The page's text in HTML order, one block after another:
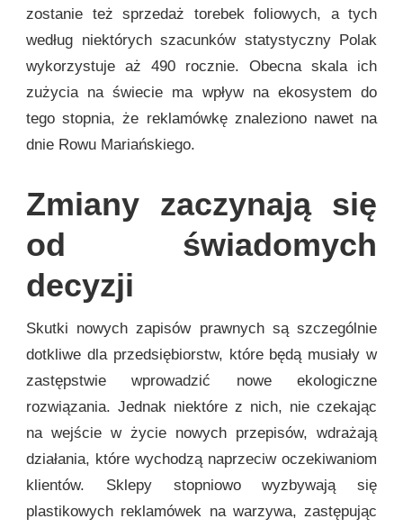
zostanie też sprzedaż torebek foliowych, a tych
według niektórych szacunków statystyczny Polak
wykorzystuje aż 490 rocznie. Obecna skala ich
zużycia na świecie ma wpływ na ekosystem do
tego stopnia, że reklamówkę znaleziono nawet na
dnie Rowu Mariańskiego.
Zmiany zaczynają się
od świadomych
decyzji
Skutki nowych zapisów prawnych są szczególnie
dotkliwe dla przedsiębiorstw, które będą musiały w
zastępstwie wprowadzić nowe ekologiczne
rozwiązania. Jednak niektóre z nich, nie czekając
na wejście w życie nowych przepisów, wdrażają
działania, które wychodzą naprzeciw oczekiwaniom
klientów. Sklepy stopniowo wyzbywają się
plastikowych reklamówek na warzywa, zastępując